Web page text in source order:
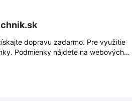
dopravu zadarmo. Pre využitie
Podmienky nájdete na webových